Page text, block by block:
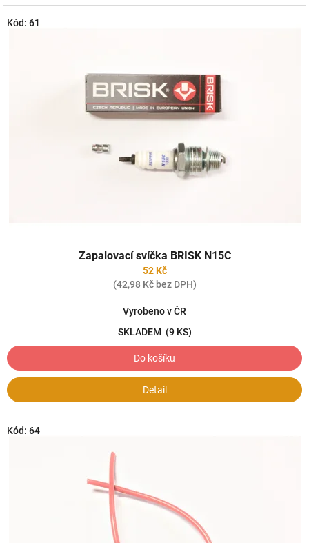
Zapalovací svíčka BRISK N15C
52 Kč
(42,98 Kč bez DPH)
Vyrobeno v ČR
SKLADEM (9 KS)
Do košíku
Detail
Kód: 61
Kód: 64